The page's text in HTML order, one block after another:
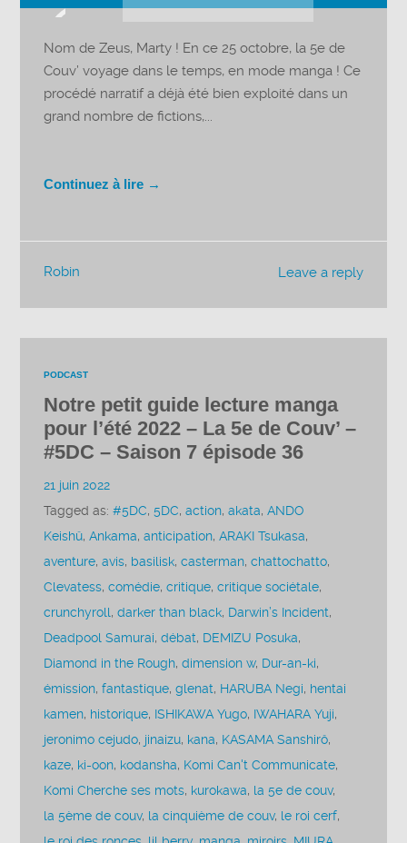
audio
Nom de Zeus, Marty ! En ce 25 octobre, la 5e de
Couv’ voyage dans le temps, en mode manga ! Ce
procédé narratif a déjà été bien exploité dans un
grand nombre de fictions,...
Continuez à lire →
Leave a reply
Robin
PODCAST
Notre petit guide lecture manga
pour l’été 2022 – La 5e de Couv’ –
#5DC – Saison 7 épisode 36
21 juin 2022
Tagged as:#5DC,5DC,action,akata,ANDO
Keishû,Ankama,anticipation,ARAKI Tsukasa,
aventure,avis, basilisk,casterman,chattochatto,
Clevatess,comédie,critique,critique sociétale,
crunchyroll,darker than black, Darwin’s Incident,
Deadpool Samurai,débat, DEMIZU Posuka,
Diamond in the Rough,dimension w, Dur-an-ki,
émission,fantastique,glenat, HARUBA Negi, hentai
kamen, historique, ISHIKAWA Yugo, IWAHARA Yuji,
jeronimo cejudo, jinaizu, kana, KASAMA Sanshirô,
kaze, ki-oon, kodansha, Komi Can't Communicate,
Komi Cherche ses mots, kurokawa, la 5e de couv,
la 5ème de couv, la cinquième de couv, le roi cerf,